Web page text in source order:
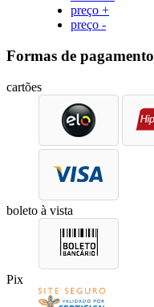
preço +
preço -
Formas de pagamento
cartões
boleto à vista
Pix